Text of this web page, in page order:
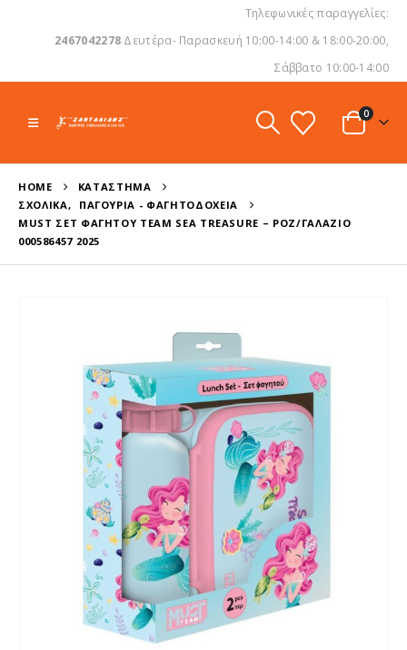
Τηλεφωνικές παραγγελίες:
2467042278 Δευτέρα- Παρασκευή 10:00-14:00 & 18:00-20:00,
Σάββατο 10:00-14:00
0
HOME
ΚΑΤΆΣΤΗΜΑ
ΣΧΟΛΙΚΆ,
ΠΑΓΟΎΡΙΑ - ΦΑΓΗΤΟΔΟΧΕΊΑ
MUST ΣΕΤ ΦΑΓΗΤΟΎ TEAM SEA TREASURE – ΡΟΖ/ΓΑΛΆΖΙΟ
000586457 2025